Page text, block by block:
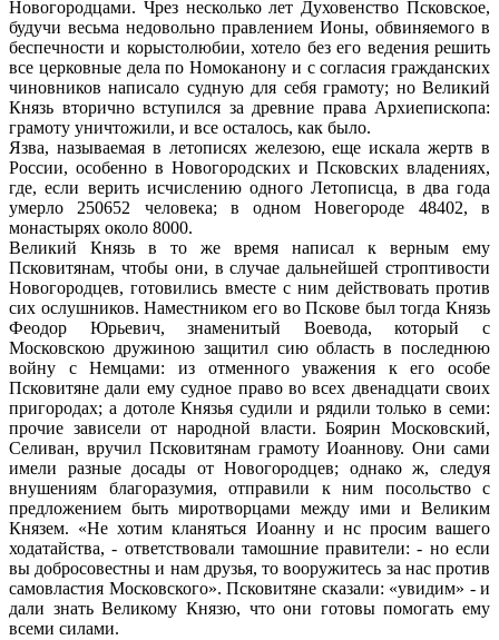
Новогородцами. Чрез несколько лет Духовенство Псковское,
будучи весьма недовольно правлением Ионы, обвиняемого в
беспечности и корыстолюбии, хотело без его ведения решить
все церковные дела по Номоканону и с согласия гражданских
чиновников написало судную для себя грамоту; но Великий
Князь вторично вступился за древние права Архиепископа:
грамоту уничтожили, и все осталось, как было.
Язва, называемая в летописях железою, еще искала жертв в
России, особенно в Новогородских и Псковских владениях,
где, если верить исчислению одного Летописца, в два года
умерло 250652 человека; в одном Новегороде 48402, в
монастырях около 8000.
Великий Князь в то же время написал к верным ему
Псковитянам, чтобы они, в случае дальнейшей строптивости
Новогородцев, готовились вместе с ним действовать против
сих ослушников. Наместником его во Пскове был тогда Князь
Феодор Юрьевич, знаменитый Воевода, который с
Московскою дружиною защитил сию область в последнюю
войну с Немцами: из отменного уважения к его особе
Псковитяне дали ему судное право во всех двенадцати своих
пригородах; а дотоле Князья судили и рядили только в семи:
прочие зависели от народной власти. Боярин Московский,
Селиван, вручил Псковитянам грамоту Иоаннову. Они сами
имели разные досады от Новогородцев; однако ж, следуя
внушениям благоразумия, отправили к ним посольство с
предложением быть миротворцами между ими и Великим
Князем. «Не хотим кланяться Иоанну и нс просим вашего
ходатайства, - ответствовали тамошние правители: - но если
вы добросовестны и нам друзья, то вооружитесь за нас против
самовластия Московского». Псковитяне сказали: «увидим» - и
дали знать Великому Князю, что они готовы помогать ему
всеми силами.